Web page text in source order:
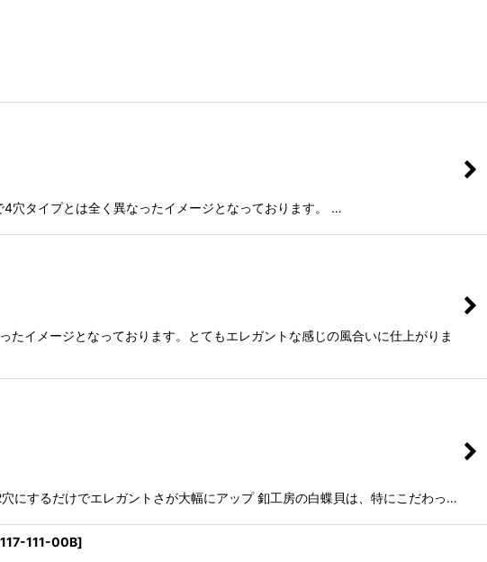
穴タイプとは全く異なったイメージとなっております。 …
イメージとなっております。とてもエレガントな感じの風合いに仕上がりま
にするだけでエレガントさが大幅にアップ 釦工房の白蝶貝は、特にこだわっ…
111-00B]